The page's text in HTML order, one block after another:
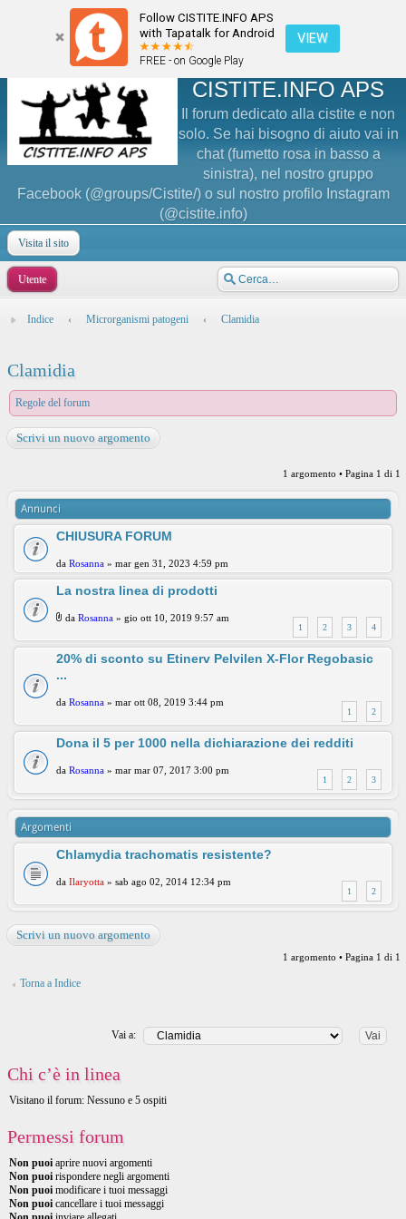
Follow CISTITE.INFO APS
with Tapatalk for Android
FREE - on Google Play
VIEW
CISTITE.INFO APS
Il forum dedicato alla cistite e non
solo. Se hai bisogno di aiuto vai in
chat (fumetto rosa in basso a
sinistra), nel nostro gruppo
Facebook (@groups/Cistite/) o sul nostro profilo Instagram
(@cistite.info)
Visita il sito
Utente
Indice ‹ Microrganismi patogeni ‹ Clamidia
Clamidia
Regole del forum
Scrivi un nuovo argomento
1 argomento • Pagina 1 di 1
Annunci
CHIUSURA FORUM
da Rosanna » mar gen 31, 2023 4:59 pm
La nostra linea di prodotti
1 2 3 4
da Rosanna » gio ott 10, 2019 9:57 am
20% di sconto su Etinerv Pelvilen X-Flor Regobasic
...
1 2
da Rosanna » mar ott 08, 2019 3:44 pm
Dona il 5 per 1000 nella dichiarazione dei redditi
1 2 3
da Rosanna » mar mar 07, 2017 3:00 pm
Argomenti
Chlamydia trachomatis resistente?
1 2
da Ilaryotta » sab ago 02, 2014 12:34 pm
Scrivi un nuovo argomento
1 argomento • Pagina 1 di 1
Torna a Indice
Vai a:
Chi c’è in linea
Visitano il forum: Nessuno e 5 ospiti
Permessi forum
Non puoi aprire nuovi argomenti
Non puoi rispondere negli argomenti
Non puoi modificare i tuoi messaggi
Non puoi cancellare i tuoi messaggi